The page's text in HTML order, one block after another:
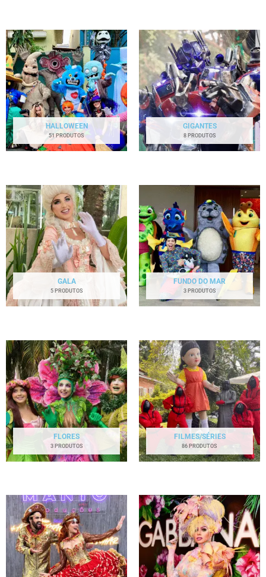
HALLOWEEN
51 PRODUTOS
GIGANTES
8 PRODUTOS
GALA
5 PRODUTOS
FUNDO DO MAR
3 PRODUTOS
FLORES
3 PRODUTOS
FILMES/SÉRIES
86 PRODUTOS